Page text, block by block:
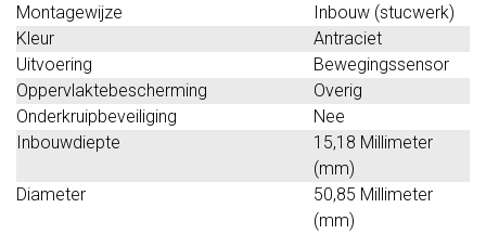
Montagewijze
Inbouw (stucwerk)
Kleur
Antraciet
Uitvoering
Bewegingssensor
Oppervlaktebescherming
Overig
Onderkruipbeveiliging
Nee
Inbouwdiepte
15,18 Millimeter
(mm)
Diameter
50,85 Millimeter
(mm)